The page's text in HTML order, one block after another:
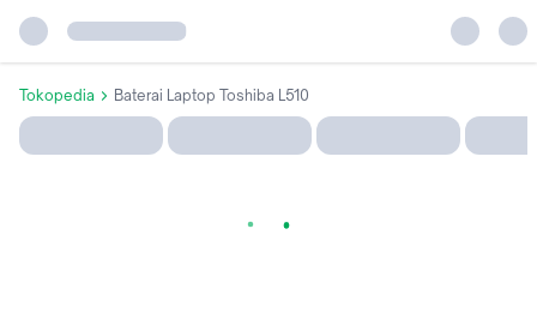
Tokopedia Baterai Laptop Toshiba L510